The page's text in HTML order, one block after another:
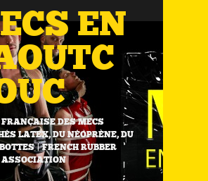
EN
DES MECS
LATEX, DU NÉOPRÈNE, DU
| FRENCH RUBBER